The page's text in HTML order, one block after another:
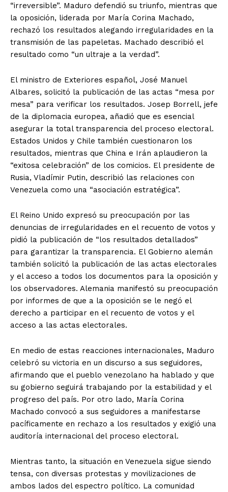
“irreversible”. Maduro defendió su triunfo, mientras que
la oposición, liderada por María Corina Machado,
rechazó los resultados alegando irregularidades en la
transmisión de las papeletas. Machado describió el
resultado como “un ultraje a la verdad”.
El ministro de Exteriores español, José Manuel
Albares, solicitó la publicación de las actas “mesa por
mesa” para verificar los resultados. Josep Borrell, jefe
de la diplomacia europea, añadió que es esencial
asegurar la total transparencia del proceso electoral.
Estados Unidos y Chile también cuestionaron los
resultados, mientras que China e Irán aplaudieron la
“exitosa celebración” de los comicios. El presidente de
Rusia, Vladímir Putin, describió las relaciones con
Venezuela como una “asociación estratégica”.
El Reino Unido expresó su preocupación por las
denuncias de irregularidades en el recuento de votos y
pidió la publicación de “los resultados detallados”
para garantizar la transparencia. El Gobierno alemán
también solicitó la publicación de las actas electorales
y el acceso a todos los documentos para la oposición y
los observadores. Alemania manifestó su preocupación
por informes de que a la oposición se le negó el
derecho a participar en el recuento de votos y el
acceso a las actas electorales.
En medio de estas reacciones internacionales, Maduro
celebró su victoria en un discurso a sus seguidores,
afirmando que el pueblo venezolano ha hablado y que
su gobierno seguirá trabajando por la estabilidad y el
progreso del país. Por otro lado, María Corina
Machado convocó a sus seguidores a manifestarse
pacíficamente en rechazo a los resultados y exigió una
auditoría internacional del proceso electoral.
Mientras tanto, la situación en Venezuela sigue siendo
tensa, con diversas protestas y movilizaciones de
ambos lados del espectro político. La comunidad